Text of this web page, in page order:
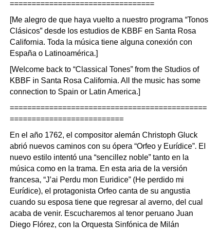
=================================
[Me alegro de que haya vuelto a nuestro programa “Tonos
Clásicos” desde los estudios de KBBF en Santa Rosa
California. Toda la música tiene alguna conexión con
España o Latinoamérica.]
[Welcome back to “Classical Tones” from the Studios of
KBBF in Santa Rosa California. All the music has some
connection to Spain or Latin America.]
=============================================
==========================
En el año 1762, el compositor alemán Christoph Gluck
abrió nuevos caminos con su ópera “Orfeo y Eurídice”. El
nuevo estilo intentó una “sencillez noble” tanto en la
música como en la trama. En esta aria de la versión
francesa, “J’ai Perdu mon Euridice” (He perdido mi
Eurídice), el protagonista Orfeo canta de su angustia
cuando su esposa tiene que regresar al averno, del cual
acaba de venir. Escucharemos al tenor peruano Juan
Diego Flórez, con la Orquesta Sinfónica de Milán